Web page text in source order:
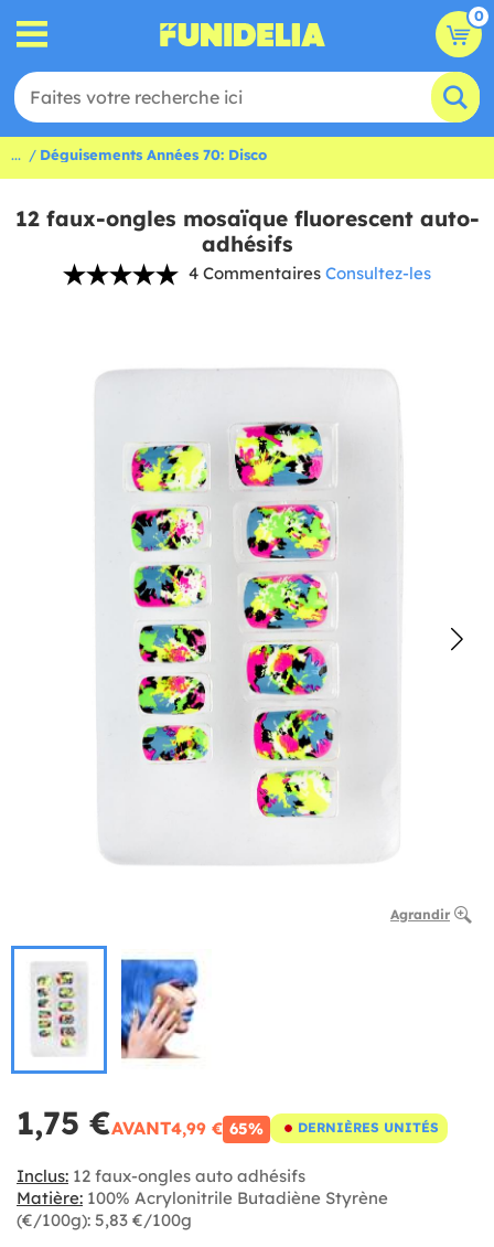
0
... Déguisements Années 70: Disco
12 faux-ongles mosaïque fluorescent auto-
adhésifs
4 Commentaires Consultez-les
Agrandir
1,75 €AVANT4,99 € 65% DERNIÈRES UNITÉS
Inclus: 12 faux-ongles auto adhésifs
Matière: 100% Acrylonitrile Butadiène Styrène
(€/100g): 5,83 €/100g